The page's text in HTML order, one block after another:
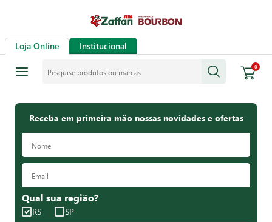
Loja Online Institucional
0
Receba em primeira mão nossas novidades e ofertas
Qual sua região?
RS SP